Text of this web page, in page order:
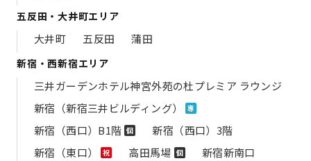
五反田・大井町エリア
大井町 五反田 蒲田
新宿・西新宿エリア
三井ガーデンホテル神宮外苑の​杜プレミア ラウンジ
新宿（新宿三井ビルディング）
専
新宿（西口）B1階 個
新宿（西口）3階
新宿（東口）
祝 高田馬場 個 新宿新南口